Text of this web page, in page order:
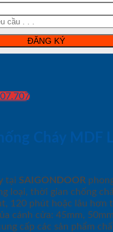
Cháy MDF
tại SAIGONDOOR
loại, thời gian chống
120 phút hoặc lâu hơn
cánh cửa: 45mm,
cấp các sản phẩm